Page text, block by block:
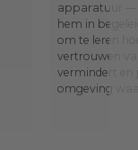
apparatuur —
hem in
om te leren
vertrouwen
vermindert en
omgeving